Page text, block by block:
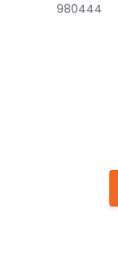
980444